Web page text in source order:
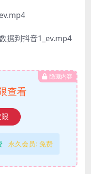
据到抖音1_ev.mp4
隐藏内容
查看
永久会员: 免费